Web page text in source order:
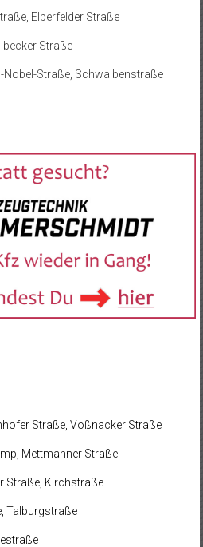
Elberfelder Straße
Straße
Nobel-Straße, Schwalbenstraße
Straße, Voßnacker Straße
Mettmanner Straße
Straße, Kirchstraße
Talburgstraße